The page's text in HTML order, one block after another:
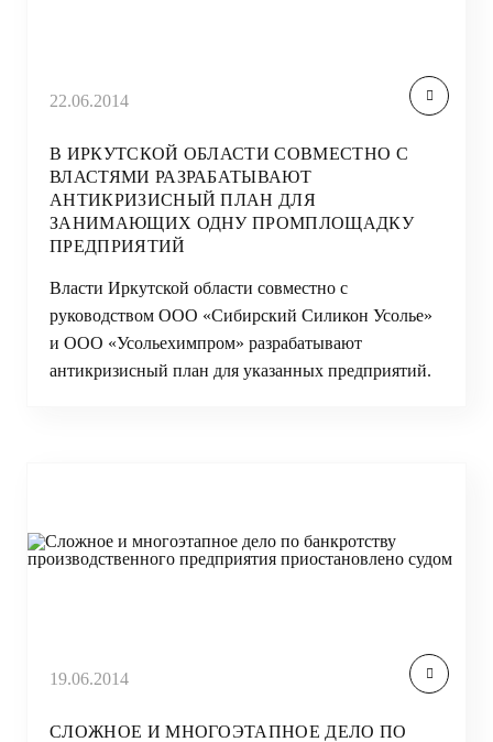
22.06.2014
В ИРКУТСКОЙ ОБЛАСТИ СОВМЕСТНО С
ВЛАСТЯМИ РАЗРАБАТЫВАЮТ
АНТИКРИЗИСНЫЙ ПЛАН ДЛЯ
ЗАНИМАЮЩИХ ОДНУ ПРОМПЛОЩАДКУ
ПРЕДПРИЯТИЙ
Власти Иркутской области совместно с
руководством ООО «Сибирский Силикон Усолье»
и ООО «Усольехимпром» разрабатывают
антикризисный план для указанных предприятий.
19.06.2014
СЛОЖНОЕ И МНОГОЭТАПНОЕ ДЕЛО ПО